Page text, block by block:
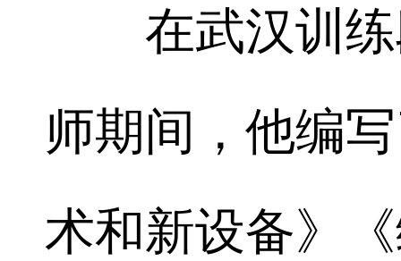
在武汉训练
师期间，他编
术和新设备》